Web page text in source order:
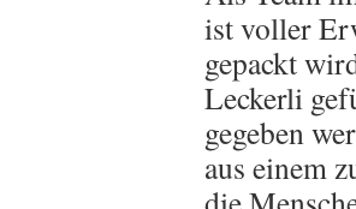
ist voller
gepackt
Leckerli
gegeben
aus einem